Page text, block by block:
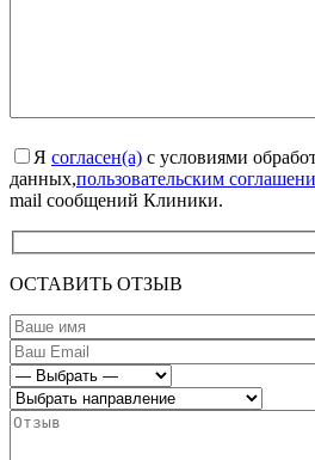
Я согласен(а) с условиями
данных,пользовательским
mail сообщений Клиники.
ОСТАВИТЬ ОТЗЫВ